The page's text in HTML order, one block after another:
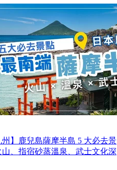
州】鹿兒島薩摩半島 5 大必去景
、指宿砂蒸溫泉、武士文化深